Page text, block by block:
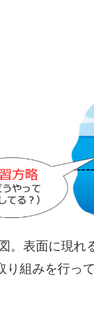
表面に現れ
り組みを行っ